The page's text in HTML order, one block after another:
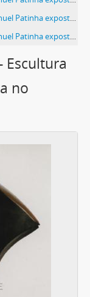
no Ateneo de Ferrol
no Ateneo de Ferrol
Escultura
no